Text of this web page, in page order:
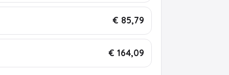
€ 85,79
€ 164,09